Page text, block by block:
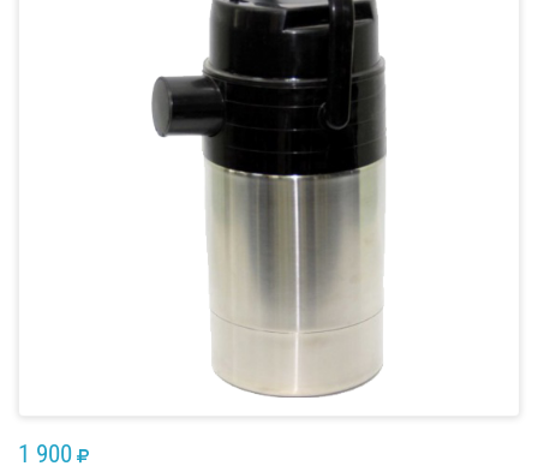
1 900 RUB